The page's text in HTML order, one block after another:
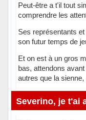
Peut-être a t'il tout
comprendre les
Ses représentants
son futur temps de
Et on est à un gros
bas, attendons
autres que la
Hors ligne
Severino, je t'ai